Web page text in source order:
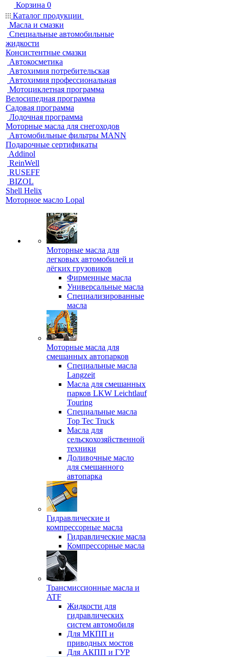
Корзина 0
Каталог продукции
Масла и смазки
Специальные автомобильные
жидкости
Консистентные смазки
Автокосметика
Автохимия потребительская
Автохимия профессиональная
Мотоциклетная программа
Велосипедная программа
Садовая программа
Лодочная программа
Моторные масла для снегоходов
Автомобильные фильтры MANN
Подарочные сертификаты
Addinol
ReinWell
RUSEFF
BIZOL
Shell Helix
Моторное масло Lopal
Моторные масла для
легковых автомобилей и
лёгких грузовиков
Фирменные масла
Универсальные масла
Специализированные
масла
Моторные масла для
смешанных автопарков
Специальные масла
Langzeit
Масла для смешанных
парков LKW Leichtlauf
Touring
Специальные масла
Top Tec Truck
Масла для
сельскохозяйственной
техники
Доливочные масло
для смешанного
автопарка
Гидравлические и
компрессорные масла
Гидравлические масла
Компрессорные масла
Трансмиссионные масла и
ATF
Жидкости для
гидравлических
систем автомобиля
Для МКПП и
приводных мостов
Для АКПП и ГУР